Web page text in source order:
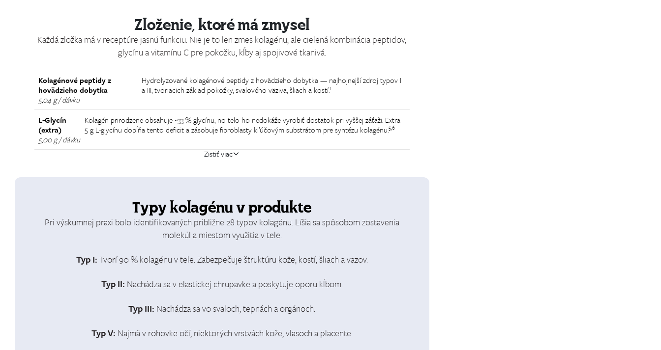
Zloženie, ktoré má zmysel
Každá zložka má v receptúre jasnú funkciu. Nie je to len zmes kolagénu, ale cielená kombinácia peptidov,
glycínu a vitamínu C pre pokožku, kĺby aj spojivové tkanivá.
Kolagénové peptidy z
hovädzieho dobytka
5,04 g / dávku
Hydrolyzované kolagénové peptidy z hovädzieho dobytka — najhojnejší zdroj typov I
a III, tvoriacich základ pokožky, svalového väziva, šliach a kostí.1
L-Glycín
(extra)
5,00 g / dávku
Kolagén prirodzene obsahuje ~33 % glycínu, no telo ho nedokáže vyrobiť dostatok pri vyššej záťaži. Extra
5 g L-glycínu dopĺňa tento deficit a zásobuje fibroblasty kľúčovým substrátom pre syntézu kolagénu.5,6
Zistiť viac
Typy kolagénu v produkte
Pri výskumnej praxi bolo identifikovaných približne 28 typov kolagénu. Líšia sa spôsobom zostavenia
molekúl a miestom využitia v tele.
Typ I:Tvorí 90 % kolagénu v tele. Zabezpečuje štruktúru kože, kostí, šliach a väzov.
Typ II: Nachádza sa v elastickej chrupavke a poskytuje oporu kĺbom.
Typ III: Nachádza sa vo svaloch, tepnách a orgánoch.
Typ V: Najmä v rohovke očí, niektorých vrstvách kože, vlasoch a placente.